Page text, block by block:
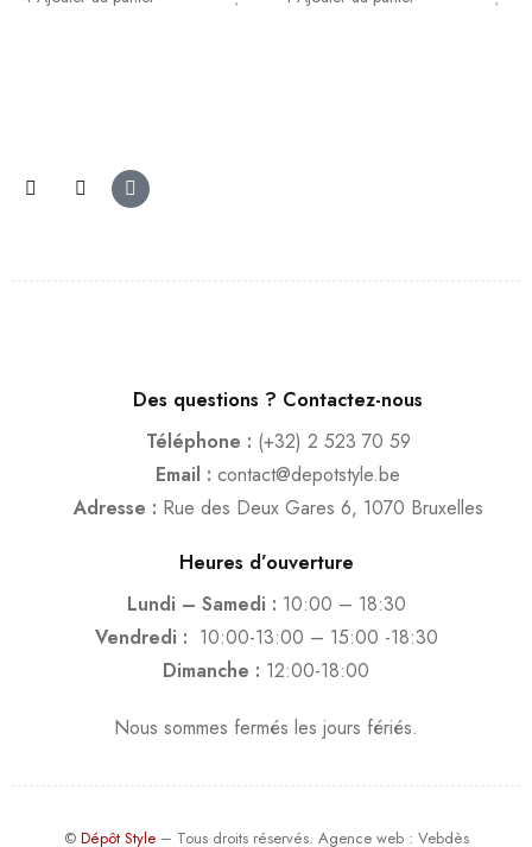
Des questions ? Contactez-nous
Téléphone : (+32) 2 523 70 59
Email : contact@depotstyle.be
Adresse : Rue des Deux Gares 6, 1070 Bruxelles
Heures d’ouverture
Lundi – Samedi : 10:00 – 18:30
Vendredi : 10:00-13:00 – 15:00 -18:30
Dimanche : 12:00-18:00
Nous sommes fermés les jours fériés.
© Dépôt Style– Tous droits réservés. Agence web: Vebdès